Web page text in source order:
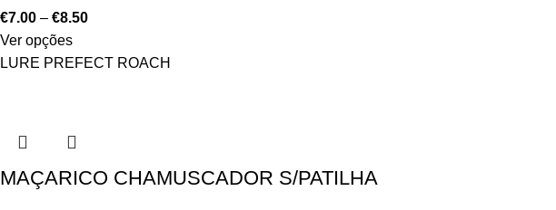
€7.00 – €8.50
Ver opções
LURE PREFECT ROACH
MAÇARICO CHAMUSCADOR S/PATILHA